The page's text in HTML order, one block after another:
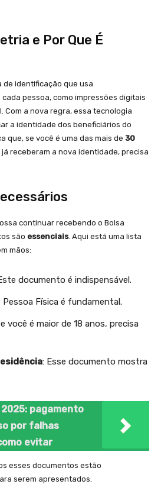
e Por Que É
de identificação que usa
pessoa, como impressões digitais
Com a nova regra, essa tecnologia
a identidade dos beneficiários do
que, se você é uma das mais de 30
receberam a nova identidade, precisa
continuar recebendo o Bolsa
são essenciais. Aqui está uma lista
mãos:
documento é indispensável.
Pessoa Física é fundamental.
você é maior de 18 anos, precisa
: Esse documento mostra
pagamento
por falhas
evitar
esses documentos estão
serem apresentados.